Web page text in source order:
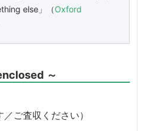
else」（Oxford
～
ご査収ください）